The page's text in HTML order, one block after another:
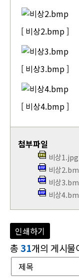
[ 비상2.bmp ]
[ 비상3.bmp ]
[ 비상4.bmp ]
첨부파일
비상1.jpg
비상
비상
비상
인쇄하기
총 31개의 게시물